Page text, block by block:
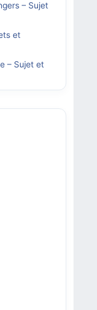
– Sujet
et
– Sujet et